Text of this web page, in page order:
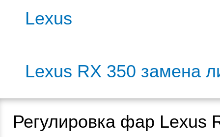
Lexus
Lexus RX 350 замена
Регулировка фар Lexus